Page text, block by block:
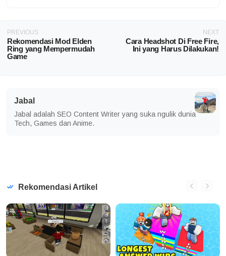
PREVIOUS
Rekomendasi Mod Elden
Ring yang Mempermudah
Game
NEXT
Cara Headshot Di Free Fire,
Ini yang Harus Dilakukan!
Jabal
Jabal adalah SEO Content Writer yang suka ngulik dunia
Tech, Games dan Anime.
Rekomendasi Artikel